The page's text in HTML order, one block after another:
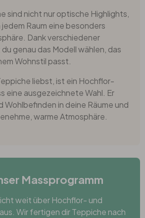
sind nicht nur optische Highlights,
Raum eine besonders
Dank verschiedener
genau das Modell wählen, das
Wohnstil passt.
liebst, ist ein Hochflor-
eine ausgezeichnete Wahl. Er
Wohlbefinden in deine Räume und
warme Atmosphäre.
Massprogramm
weit über Hochflor- und
Wir fertigen dir Teppiche nach